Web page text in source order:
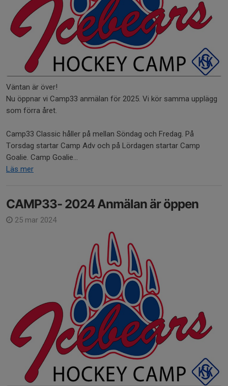
Väntan är över!
Nu öppnar vi Camp33 anmälan för 2025. Vi kör samma upplägg
som förra året.
Camp33 Classic håller på mellan Söndag och Fredag. På
Torsdag startar Camp Adv och på Lördagen startar Camp
Goalie. Camp Goalie...
Läs mer
CAMP33- 2024 Anmälan är öppen
25 mar 2024